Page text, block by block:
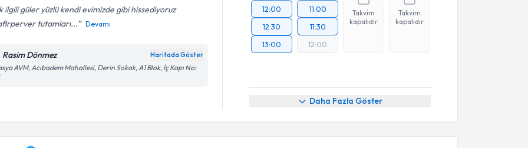
ilgili güler yüzlü kendi evimizde gibi hissediyoruz
tutamları...
Devamı
Rasim Dönmez Haritada Göster
AVM, Acıbadem Mahallesi, Derin Sokak, A1 Blok, İç Kapı No:
12:00
12:30
13:00
11:00
11:30
12:00
Takvim
kapalıdır
Takvim
kapalıdır
Daha Fazla Göster